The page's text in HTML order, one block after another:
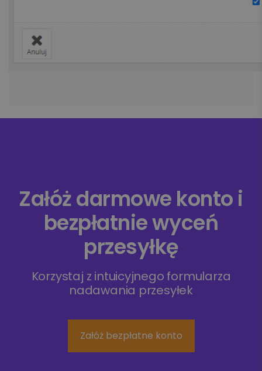
Załóż darmowe konto i
bezpłatnie wyceń
przesyłkę
Korzystaj z intuicyjnego formularza
nadawania przesyłek
Załóż bezpłatne konto